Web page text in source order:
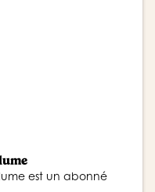
est un abonné